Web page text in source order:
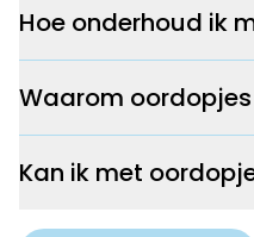
Hoe onderhoud ik
Waarom
Kan ik met